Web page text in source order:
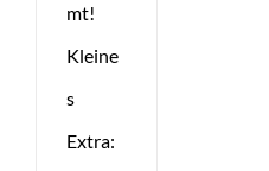
mt!
Kleine
s
Extra: